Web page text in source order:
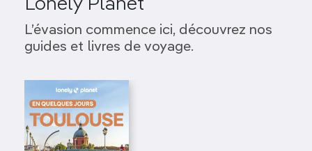
Lonely Planet
L’évasion commence ici, découvrez nos
guides et livres de voyage.